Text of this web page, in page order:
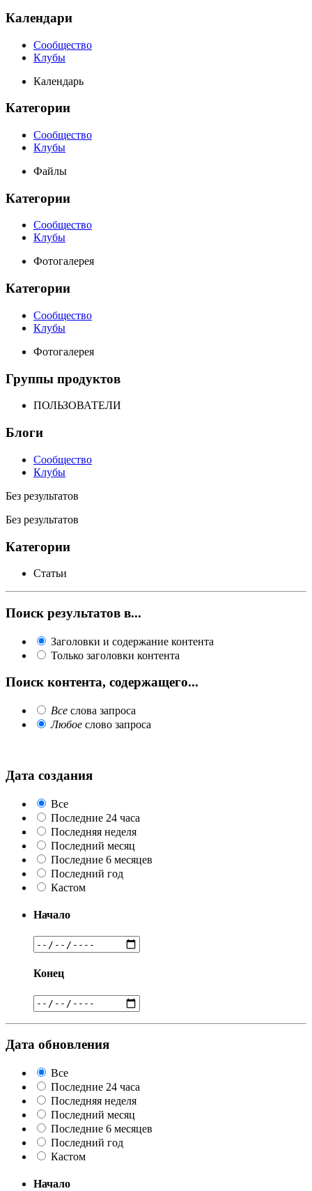
Календари
Сообщество
Клубы
Календарь
Категории
Сообщество
Клубы
Файлы
Категории
Сообщество
Клубы
Фотогалерея
Категории
Сообщество
Клубы
Фотогалерея
Группы продуктов
ПОЛЬЗОВАТЕЛИ
Блоги
Сообщество
Клубы
Без результатов
Без результатов
Категории
Статьи
Поиск результатов в...
Заголовки и содержание контента
Только заголовки контента
Поиск контента, содержащего...
Все слова запроса
Любое слово запроса
Дата создания
Все
Последние 24 часа
Последняя неделя
Последний месяц
Последние 6 месяцев
Последний год
Кастом
Начало
Конец
Дата обновления
Все
Последние 24 часа
Последняя неделя
Последний месяц
Последние 6 месяцев
Последний год
Кастом
Начало